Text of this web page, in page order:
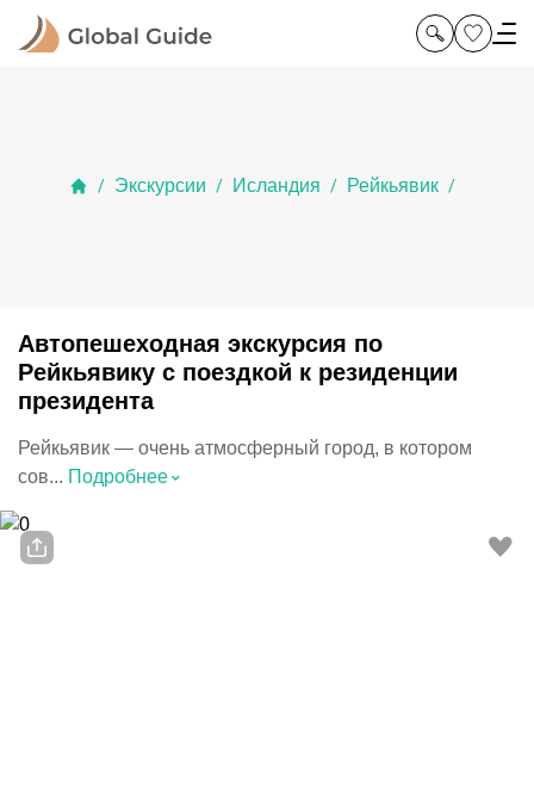
/ Экскурсии / Исландия / Рейкьявик /
Автопешеходная экскурсия по
Рейкьявику с поездкой к резиденции
президента
Рейкьявик — очень атмосферный город, в котором
сов... Подробнее⌃